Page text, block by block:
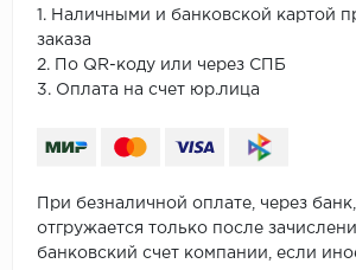
1. Наличными и банковской картой
заказа
2. По QR-коду или через СПБ
3. Оплата на счет юр.лица
При безналичной оплате, через банк,
отгружается только после
банковский счет компании, если